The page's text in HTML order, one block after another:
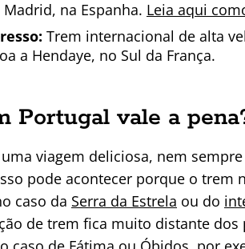
Madrid, na Espanha. Leia aqui
Trem internacional de alta
a Hendaye, no Sul da França.
Portugal vale a
viagem deliciosa, nem
pode acontecer porque o trem
caso da Serra da Estrela ou do
de trem fica muito distante